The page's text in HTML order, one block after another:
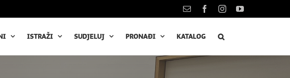
KontaktFacebookInstagramYouTube
ISTRAŽI SUDJELUJ PRONAĐI KATALOG